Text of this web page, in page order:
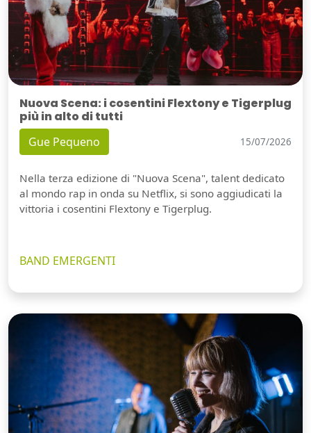
Nuova Scena: i cosentini Flextony e Tigerplug
più in alto di tutti
Gue Pequeno 15/07/2026
Nella terza edizione di "Nuova Scena", talent dedicato
al mondo rap in onda su Netflix, si sono aggiudicati la
vittoria i cosentini Flextony e Tigerplug.
BAND EMERGENTI